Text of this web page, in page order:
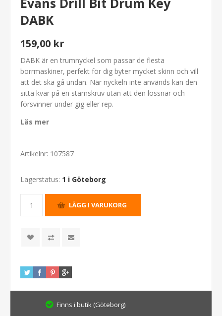
DABK
159,00 kr
DABK är en trumnyckel som passar de flesta
borrmaskiner, perfekt för dig byter mycket skinn och vill
att det ska gå undan. När nyckeln inte används kan den
sitta kvar på en stämskruv utan att den lossnar och
försvinner under gig eller rep.
Läs mer
Artikelnr: 107587
Lagerstatus: 1 i Göteborg
Finns i butik (Göteborg)